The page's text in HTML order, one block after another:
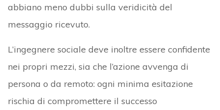
abbiano meno dubbi sulla veridicità del
messaggio ricevuto.
L’ingegnere sociale deve inoltre essere confidente
nei propri mezzi, sia che l’azione avvenga di
persona o da remoto: ogni minima esitazione
rischia di compromettere il successo